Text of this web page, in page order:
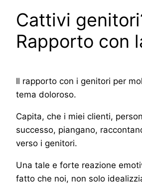
Cattivi
Rapporto con
Il rapporto con i genitori per
tema doloroso.
Capita, che i miei clienti,
successo, piangano,
verso i genitori.
Una tale e forte reazione
fatto che noi, non solo